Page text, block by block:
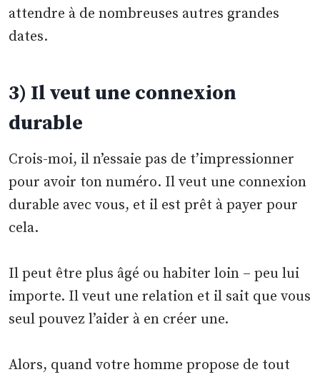
attendre à de nombreuses autres grandes
dates.
3) Il veut une connexion
durable
Crois-moi, il n’essaie pas de t’impressionner
pour avoir ton numéro. Il veut une connexion
durable avec vous, et il est prêt à payer pour
cela.
Il peut être plus âgé ou habiter loin – peu lui
importe. Il veut une relation et il sait que vous
seul pouvez l’aider à en créer une.
Alors, quand votre homme propose de tout